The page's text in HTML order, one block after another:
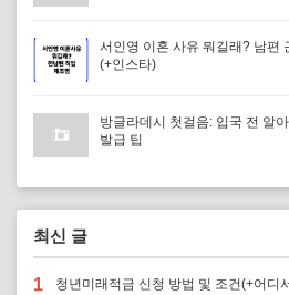
서인영 이혼 사유 뭐길래? 남편
(+인스타)
방글라데시 첫걸음: 입국 전 알
발급 팁
최신 글
1 청년미래적금 신청 방법 및 조건(+어디